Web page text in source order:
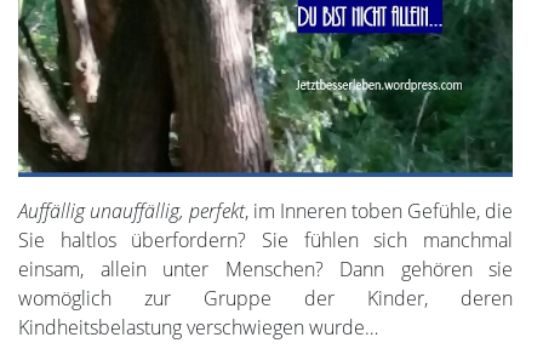
Auffällig unauffällig, perfekt, im Inneren toben Gefühle, die
Sie haltlos überfordern? Sie fühlen sich manchmal
einsam, allein unter Menschen? Dann gehören sie
womöglich zur Gruppe der Kinder, deren
Kindheitsbelastung verschwiegen wurde…